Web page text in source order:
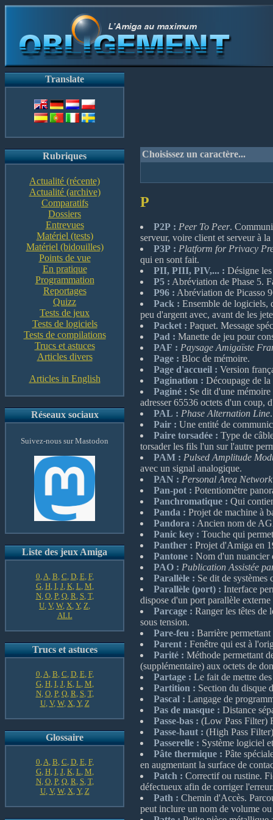
Translate
Rubriques
Actualité (récente)
Actualité (archive)
Comparatifs
Dossiers
Entrevues
Matériel (tests)
Matériel (bidouilles)
Points de vue
En pratique
Programmation
Reportages
Quizz
Tests de jeux
Tests de logiciels
Tests de compilations
Trucs et astuces
Articles divers
Articles in English
Réseaux sociaux
Suivez-nous sur Mastodon
Liste des jeux Amiga
0,A, B, C, D, E, F,
G, H, I, J, K, L, M,
N, O, P, Q, R, S, T,
U, V, W, X, Y, Z,
ALL
Trucs et astuces
0,A, B, C, D, E, F,
G, H, I, J, K, L, M,
N, O, P, Q, R, S, T,
U, V, W, X, Y, Z
Glossaire
0,A, B, C, D, E, F,
G, H, I, J, K, L, M,
N, O, P, Q, R, S, T,
U, V, W, X, Y, Z
Choisissez un caractère...
P
P2P : Peer To Peer.
serveur, voire client et serveur à
P3P : Platform for Privacy
qui en sont fait.
PII, PIII, PIV,... : Désigne
P5 : Abréviation de Phase 5.
P96 : Abréviation de Picasso
Pack : Ensemble de logiciels,
peu d'argent avec, avant de les
Packet : Paquet. Message
Pad : Manette de jeu pour
PAF : Paysage Amigaïste
Page : Bloc de mémoire.
Page d'accueil : Version
Pagination : Découpage de
Paginé : Se dit d'une
adresser 65536 octets d'un coup,
PAL : Phase Alternation Line
Pair : Une entité de
Paire torsadée : Type de
torsader les fils l'un sur l'autre
PAM : Pulsed Amplitude
avec un signal analogique.
PAN : Personal Area Network
Pan-pot : Potentiomètre
Panchromatique : Qui
Panda : Projet de machine à
Pandora : Ancien nom de
Panic key : Touche qui
Panther : Projet d'Amiga en
Pantone : Nom d'un nuancier
PAO : Publication Assistée
Parallèle : Se dit de systèmes
Parallèle (port) : Interface
dispose d'un port parallèle
Parcage : Ranger les têtes de
sous tension.
Pare-feu : Barrière
Parent : Fenêtre qui est à
Parité : Méthode permettant
(supplémentaire) aux octets de
Partage : Le fait de mettre
Partition : Section du disque
Pascal : Langage de
Pas de masque : Distance
Passe-bas : (Low Pass Filter)
Passe-haut : (High Pass
Passerelle : Système logiciel
Pâte thermique : Pâte
en augmentant la surface de
Patch : Correctif ou rustine.
défectueux afin de corriger
Path : Chemin d'Accès.
peut inclure un nom de volume